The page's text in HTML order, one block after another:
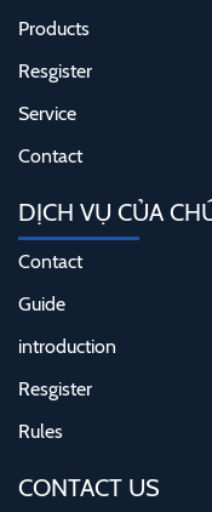
Products
Resgister
Service
Contact
DỊCH VỤ CỦA
Contact
Guide
introduction
Resgister
Rules
CONTACT US